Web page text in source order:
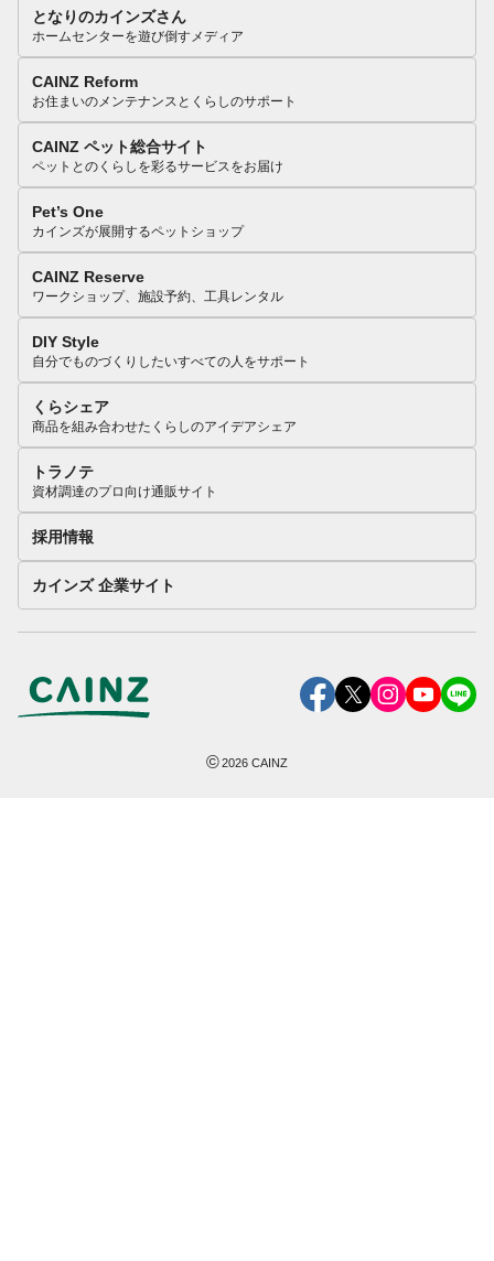
となりのカインズさん
ホームセンターを遊び倒すメディア
CAINZ Reform
お住まいのメンテナンスとくらしのサポート
CAINZ ペット総合サイト
ペットとのくらしを彩るサービスをお届け
Pet’s One
カインズが展開するペットショップ
CAINZ Reserve
ワークショップ、施設予約、工具レンタル
DIY Style
自分でものづくりしたいすべての人をサポート
くらシェア
商品を組み合わせたくらしのアイデアシェア
トラノテ
資材調達のプロ向け通販サイト
採用情報
カインズ 企業サイト
©2026 CAINZ